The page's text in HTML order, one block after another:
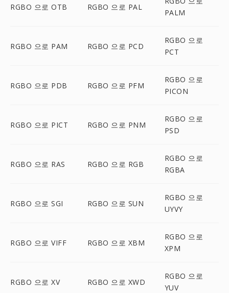
RGBO 으로 OTB RGBO 으로 PAL
PALM
RGBO 으로 PAM RGBO 으로 PCD
RGBO 으로
PCT
RGBO 으로 PDB RGBO 으로 PFM
RGBO 으로
PICON
RGBO 으로 PICT RGBO 으로 PNM
RGBO 으로
PSD
RGBO 으로 RAS RGBO 으로 RGB
RGBO 으로
RGBA
RGBO 으로 SGI RGBO 으로 SUN
RGBO 으로
UYVY
RGBO 으로 VIFF RGBO 으로 XBM
RGBO 으로
XPM
RGBO 으로 XV RGBO 으로 XWD
RGBO 으로
YUV